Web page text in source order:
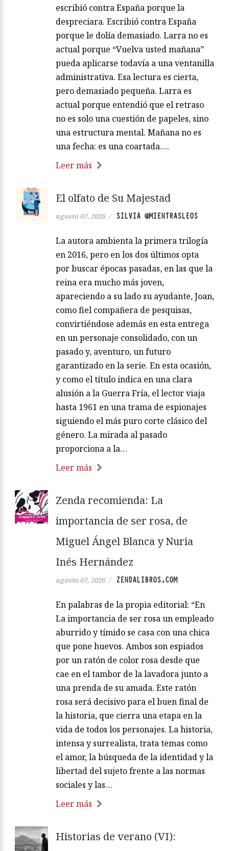
escribió contra España porque la
despreciara. Escribió contra España
porque le dolía demasiado. Larra no es
actual porque “Vuelva usted mañana”
pueda aplicarse todavía a una ventanilla
administrativa. Esa lectura es cierta,
pero demasiado pequeña. Larra es
actual porque entendió que el retraso
no es solo una cuestión de papeles, sino
una estructura mental. Mañana no es
una fecha: es una coartada….
Leer más
El olfato de Su Majestad
agosto 07, 2026 / SILVIA @MIENTRASLEOS
La autora ambienta la primera trilogía
en 2016, pero en los dos últimos opta
por buscar épocas pasadas, en las que la
reina era mucho más joven,
apareciendo a su lado su ayudante, Joan,
como fiel compañera de pesquisas,
convirtiéndose además en esta entrega
en un personaje consolidado, con un
pasado y, aventuro, un futuro
garantizado en la serie. En esta ocasión,
y como el título indica en una clara
alusión a la Guerra Fría, el lector viaja
hasta 1961 en una trama de espionajes
siguiendo el más puro corte clásico del
género. La mirada al pasado
proporciona a la…
Leer más
Zenda recomienda: La
importancia de ser rosa, de
Miguel Ángel Blanca y Nuria
Inés Hernández
agosto 07, 2026 / ZENDALIBROS.COM
En palabras de la propia editorial: “En
La importancia de ser rosa un empleado
aburrido y tímido se casa con una chica
que pone huevos. Ambos son espiados
por un ratón de color rosa desde que
cae en el tambor de la lavadora junto a
una prenda de su amada. Este ratón
rosa será decisivo para el buen final de
la historia, que cierra una etapa en la
vida de todos los personajes. La historia,
intensa y surrealista, trata temas como
el amor, la búsqueda de la identidad y la
libertad del sujeto frente a las normas
sociales y las…
Leer más
Historias de verano (VI):